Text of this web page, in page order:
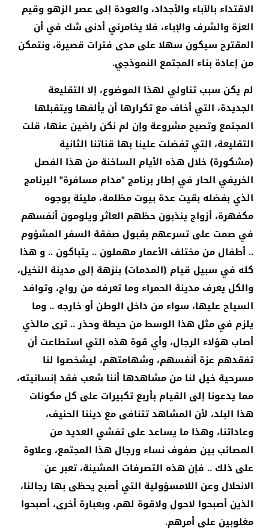
الاقتداء بالآباء والأجداد، والعودة إلى عصر الزهو وقيم
العزة والشرف والإباء، فلا يخامرني أدنى شك في أن
المقترح سيكون سهلا على مدى فترات قصيرة، ونتمكن
من إعادة بناء المجتمع النموذجي.
لم يكن سبب تناولي لهذا الموضوع، إلا التقليعة
الجديدة، التي أخاف مع تكرارها أن يألفها ويتقبلها
المجتمع وتصبح مشروعة وإن لم نكن راضين عنها، قلت
التقليعة، التي تفضلت علينا بها قناتنا الثانية
(مشكورة) خلال هذه الأيام الساخنة من هذا الفصل
الخريفي الحار في إطار برنامج "مدام مسافرة" البرنامج
الذي بفضله بقيت عدة بيوت مظلمة، مليئة بوجوه
مكفهرة، أزواج ينذبون حظهم العاثر ويلومون أنفسهم
في صمت على تسرعهم بقبول صفقة السفر المشؤوم
.. أطفال من مختلف الأعمار مهملون .. يتباكون .. و هذا
كله في سبيل قيام (المدمات) بنزهة إلى مدينة النخيل،
والكل يعرف مدينة الحمراء وما تعرفه من رواج، وتوافد
السياح عليها، سواء من داخل الوطن أو خارجه .. وما
يلزم في مثل هذا الوسط من حيطة وحذر .. ترى مالذي
أصاب هؤلاء الرجال، وأي قوة هذه التي استطاعت أن
تفقدهم عزة أنفسهم، وشهامتهم، ليشخصوا لنا
مسرحية خيل لنا من مشاهدها أننا شعب فقد إنسانيته،
مما يدعونا إلى القيام بأربع تكبيرات على كل مكونات
هذا البلد، لأن المشاهد تتنافى مع ديننا الحنيف،
وعاداتنا، وهذا ما يساعد على تفشي العديد من
المصائب بين صفوف نساء ورجال هذا المجتمع، وعلاوة
على ذلك .. فإن هذه التصرفات المشينة، تعبر عن
الانحلال وعن اللامسؤولية التي أصبح يحظى بها رجالنا،
الذين أصبحوا لاحول ولاقوة لهم، وبعبارة أخرى، أصبحوا
مغلوبين على أمرهم.